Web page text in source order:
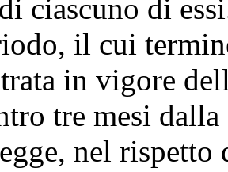
di ciascuno di
il cui
in vigore
tre mesi
nel